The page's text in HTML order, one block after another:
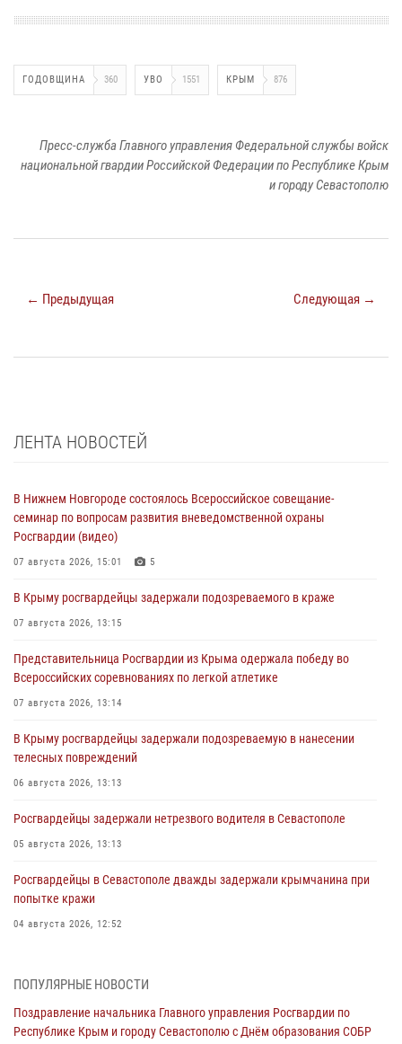
ГОДОВЩИНА 360 УВО 1551 КРЫМ 876
Пресс-служба Главного управления Федеральной службы войск
национальной гвардии Российской Федерации по Республике Крым
и городу Севастополю
← Предыдущая Следующая →
ЛЕНТА НОВОСТЕЙ
В Нижнем Новгороде состоялось Всероссийское совещание-
семинар по вопросам развития вневедомственной охраны
Росгвардии (видео)
07 августа 2026, 15:01 5
В Крыму росгвардейцы задержали подозреваемого в краже
07 августа 2026, 13:15
Представительница Росгвардии из Крыма одержала победу во
Всероссийских соревнованиях по легкой атлетике
07 августа 2026, 13:14
В Крыму росгвардейцы задержали подозреваемую в нанесении
телесных повреждений
06 августа 2026, 13:13
Росгвардейцы задержали нетрезвого водителя в Севастополе
05 августа 2026, 13:13
Росгвардейцы в Севастополе дважды задержали крымчанина при
попытке кражи
04 августа 2026, 12:52
мужчину
Росгвардия в Крыму и Севастополе задержала ряд
ПОПУЛЯРНЫЕ НОВОСТИ
Поздравление начальника Главного управления Росгвардии по
Республике Крым и городу Севастополю с Днём образования СОБР